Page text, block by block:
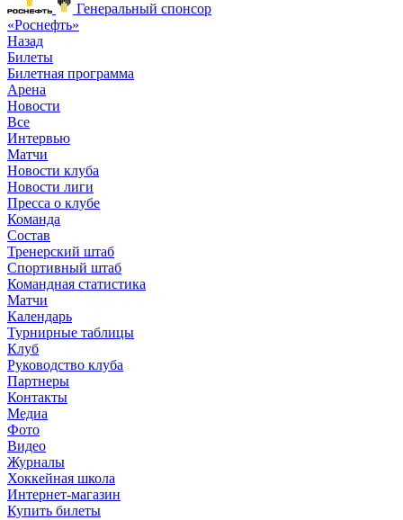
Генеральный спонсор
«Роснефть»
Назад
Билеты
Билетная программа
Арена
Новости
Все
Интервью
Матчи
Новости клуба
Новости лиги
Пресса о клубе
Команда
Состав
Тренерский штаб
Спортивный штаб
Командная статистика
Матчи
Календарь
Турнирные таблицы
Клуб
Руководство клуба
Партнеры
Контакты
Медиа
Фото
Видео
Журналы
Хоккейная школа
Интернет-магазин
Купить билеты